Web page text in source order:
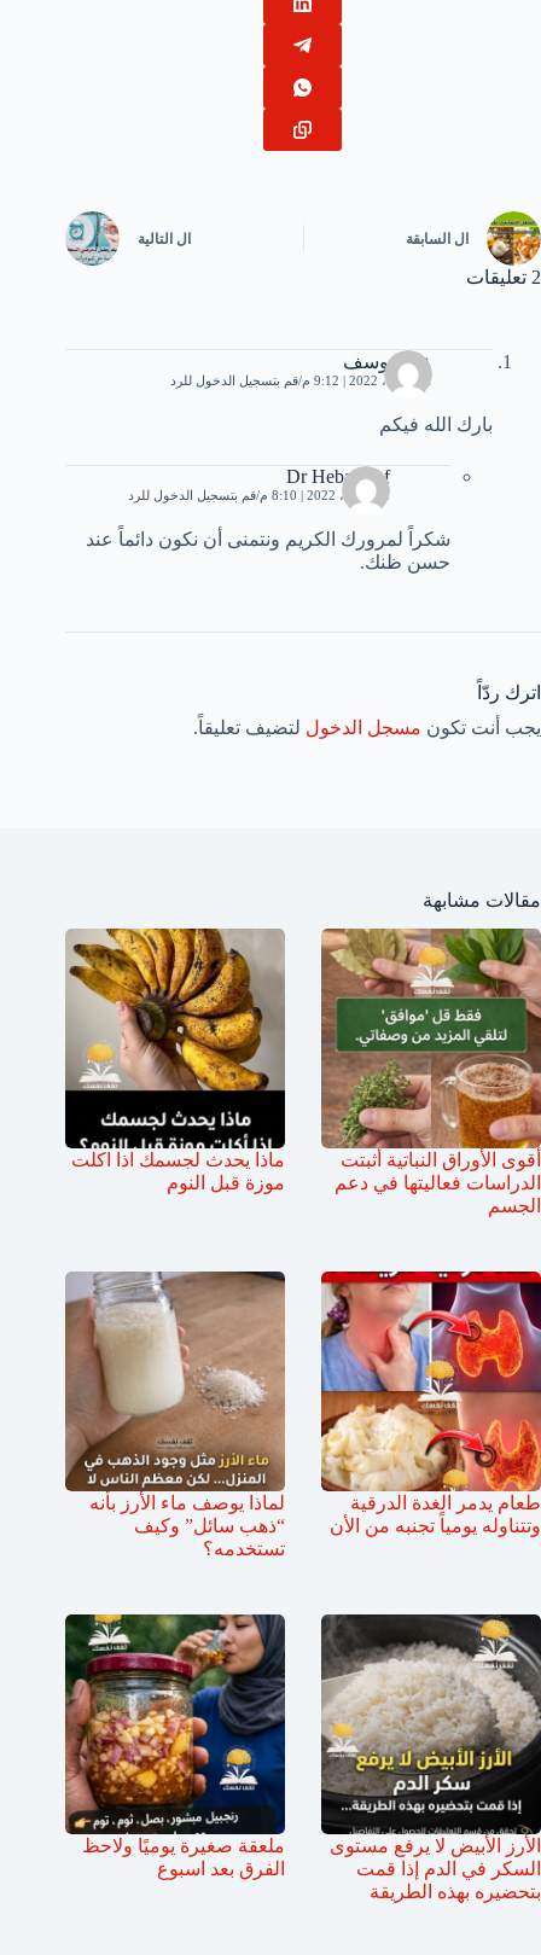
ال السابقة ال التالية
2 تعليقات
علي يوسف
21 أبريل، 2022 | 9:12 م قم بتسجيل الدخول للرد
بارك الله فيكم
Dr Heba Atef
23 أبريل، 2022 | 8:10 م قم بتسجيل الدخول للرد
شكراً لمرورك الكريم ونتمنى أن نكون دائماً عند
حسن ظنك.
اترك ردّاً
يجب أنت تكون مسجل الدخول لتضيف تعليقاً.
مقالات مشابهة
أقوى الأوراق النباتية أثبتت
الدراسات فعاليتها في دعم
الجسم
ماذا يحدث لجسمك اذا اكلت
موزة قبل النوم
طعام يدمر الغدة الدرقية
وتتناوله يومياً تجنبه من الأن
لماذا يوصف ماء الأرز بأنه
“ذهب سائل” وكيف
تستخدمه؟
الأرز الأبيض لا يرفع مستوى
السكر في الدم إذا قمت
بتحضيره بهذه الطريقة
ملعقة صغيرة يوميًا ولاحظ
الفرق بعد اسبوع